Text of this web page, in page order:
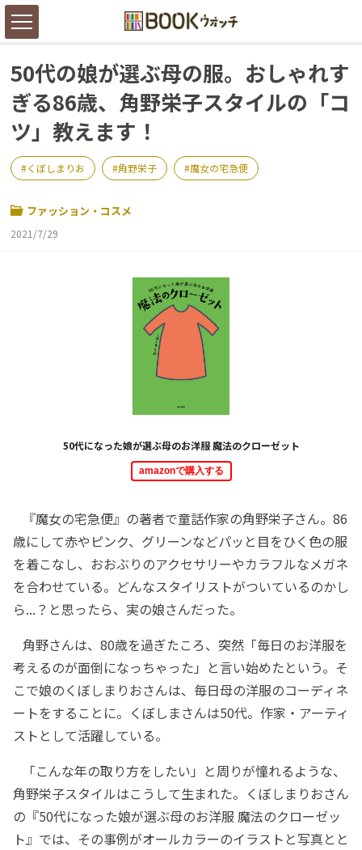
50代の娘が選ぶ母の服。おしゃれす
ぎる86歳、角野栄子スタイルの「コ
ツ」教えます！
くぼしまりお 角野栄子 魔女の宅急便
ファッション・コスメ
2021/7/29
50代になった娘が選ぶ母のお洋服 魔法のクローゼット
amazonで購入する
『魔女の宅急便』の著者で童話作家の角野栄子さん。86
歳にして赤やピンク、グリーンなどパッと目をひく色の服
を着こなし、おおぶりのアクセサリーやカラフルなメガネ
を合わせている。どんなスタイリストがついているのかし
ら...？と思ったら、実の娘さんだった。
角野さんは、80歳を過ぎたころ、突然「毎日のお洋服を
考えるのが面倒になっちゃった」と言い始めたという。そ
こで娘のくぼしまりおさんは、毎日母の洋服のコーディネ
ートをすることに。くぼしまさんは50代。作家・アーティ
ストとして活躍している。
「こんな年の取り方をしたい」と周りが憧れるような、
角野栄子スタイルはこうして生まれた。くぼしまりおさん
の『50代になった娘が選ぶ母のお洋服 魔法のクローゼッ
ト』では、その事例がオールカラーのイラストと写真とと